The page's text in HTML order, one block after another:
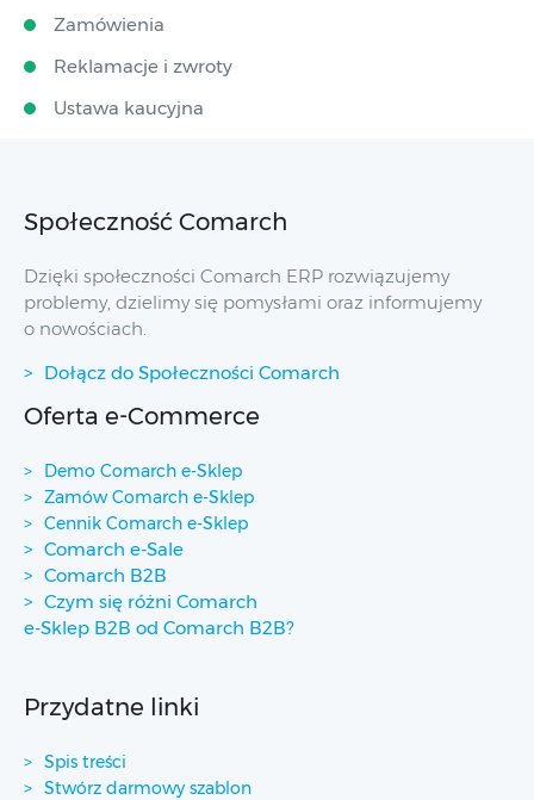
Zamówienia
Reklamacje i zwroty
Ustawa kaucyjna
Społeczność Comarch
Dzięki społeczności Comarch ERP rozwiązujemy
problemy, dzielimy się pomysłami oraz informujemy
o nowościach.
Dołącz do Społeczności Comarch
Oferta e-Commerce
Demo Comarch e-Sklep
Zamów Comarch e-Sklep
Cennik Comarch e-Sklep
Comarch e-Sale
Comarch B2B
Czym się różni Comarch
e-Sklep B2B od Comarch B2B?
Przydatne linki
Spis treści
Stwórz darmowy szablon